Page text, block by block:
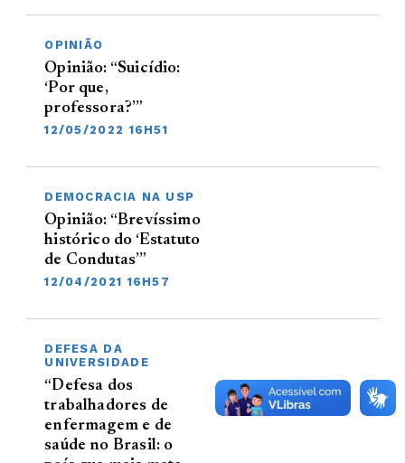
OPINIÃO
Opinião: “Suicídio:
‘Por que,
professora?’”
12/05/2022 16H51
DEMOCRACIA NA USP
Opinião: “Brevíssimo
histórico do ‘Estatuto
de Condutas’”
12/04/2021 16H57
DEFESA DA
UNIVERSIDADE
“Defesa dos
trabalhadores de
enfermagem e de
saúde no Brasil: o